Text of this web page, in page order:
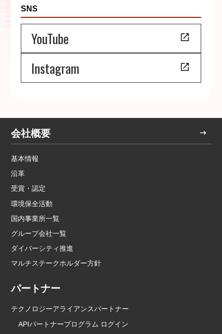
SNS
YouTube
Instagram
会社概要
基本情報
沿革
受賞・認定
環境保全活動
国内事業所一覧
グループ会社一覧
ダイバーシティ推進
マルチステークホルダー方針
パートナー
テクノロジーアライアンスパートナー
APIパートナープログラム ログイン